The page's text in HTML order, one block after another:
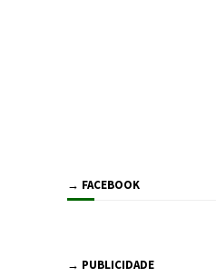
→ FACEBOOK
→ PUBLICIDADE